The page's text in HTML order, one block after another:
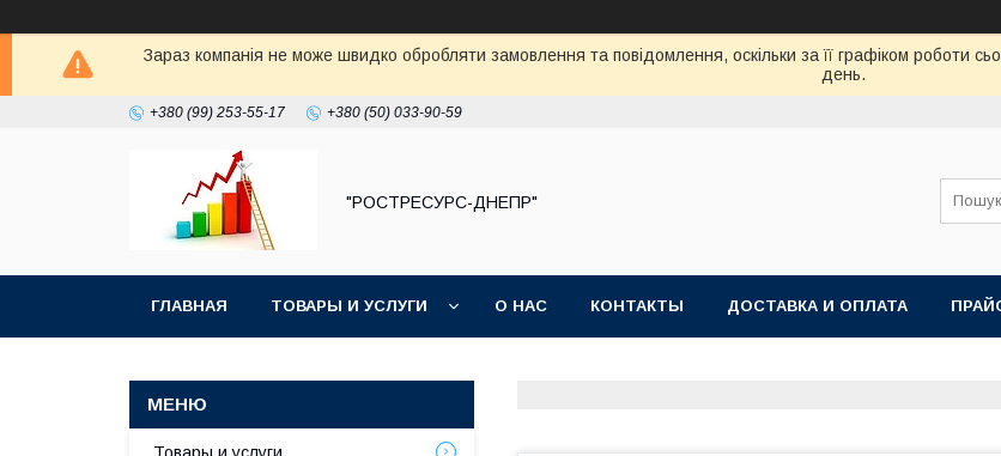
Зараз компанія не може швидко обробляти замовлення та повідомлення, оскільки за її графіком роботи
день.
+380 (99) 253-55-17 +380 (50) 033-90-59
"РОСТРЕСУРС-ДНЕПР"
ГЛАВНАЯ ТОВАРЫ И УСЛУГИ О НАС КОНТАКТЫ ДОСТАВКА И ОПЛАТА